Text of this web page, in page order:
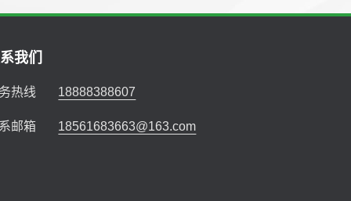
我们
热线 18888388607
邮箱 18561683663@163.com